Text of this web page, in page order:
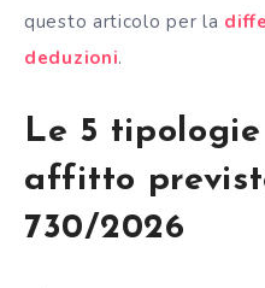
questo articolo per la
deduzioni.
Le 5
affitto
730/2026